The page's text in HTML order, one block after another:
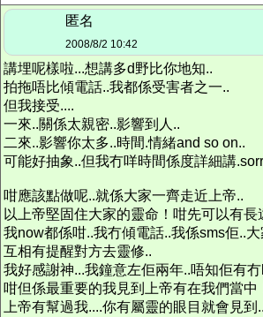
匿名
2008/8/2 10:42
講埋呢樣啦...想講多d野比你地知..
拍拖唔比傾電話..我都係受害者之一..
但我接受....
一來..關係太親密..影響到人..
二來..影響你太多..時間.情緒and so on..
可能好抽象..但我冇咩時間係度詳細講
咁應該點做呢..就係大家一齊走近上帝..
以上帝堅固住大家的靈命！咁先可以有長
我now都係咁..我冇傾電話..我係sms佢..
互相有提醒對方去靈修..
我好感謝神...我鐘意左佢兩年..唔知佢有
咁但係最重要的我見到上帝有在我們當中
上帝有幫過我....你有屬靈的眼目就會見到..